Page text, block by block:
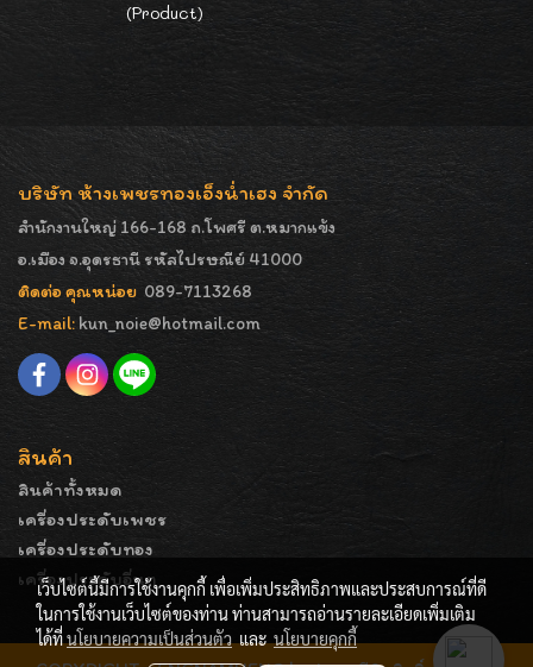
(Product)
บริษัท ห้างเพชรทองเอ็งน่ำเฮง จำกัด
สำนักงานใหญ่ 166-168 ถ.โพศรี ต.หมากแข้ง
อ.เมือง จ.อุดรธานี รหัสไปรษณีย์ 41000
ติดต่อ คุณหน่อย 089-7113268
E-mail: kun_noie@hotmail.com
สินค้า
สินค้าทั้งหมด
เครื่องประดับเพชร
เครื่องประดับทอง
เครื่องประดับอื่นๆ
เว็บไซต์นี้มีการใช้งานคุกกี้ เพื่อเพิ่มประสิทธิภาพและประสบการณ์ที่ดี
ในการใช้งานเว็บไซต์ของท่าน ท่านสามารถอ่านรายละเอียดเพิ่มเติม
ได้ที่นโยบายความเป็นส่วนตัวและนโยบายคุกกี้